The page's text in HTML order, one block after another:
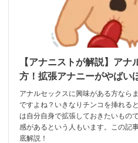
【アナニストが解説】ア
方！拡張アナニーがやばい
アナルセックスに興味がある方なら
ですよね？いきなりチンコを挿れる
は自分自身で拡張しておきたいもの
感があるという人もいます。この記
底解説！